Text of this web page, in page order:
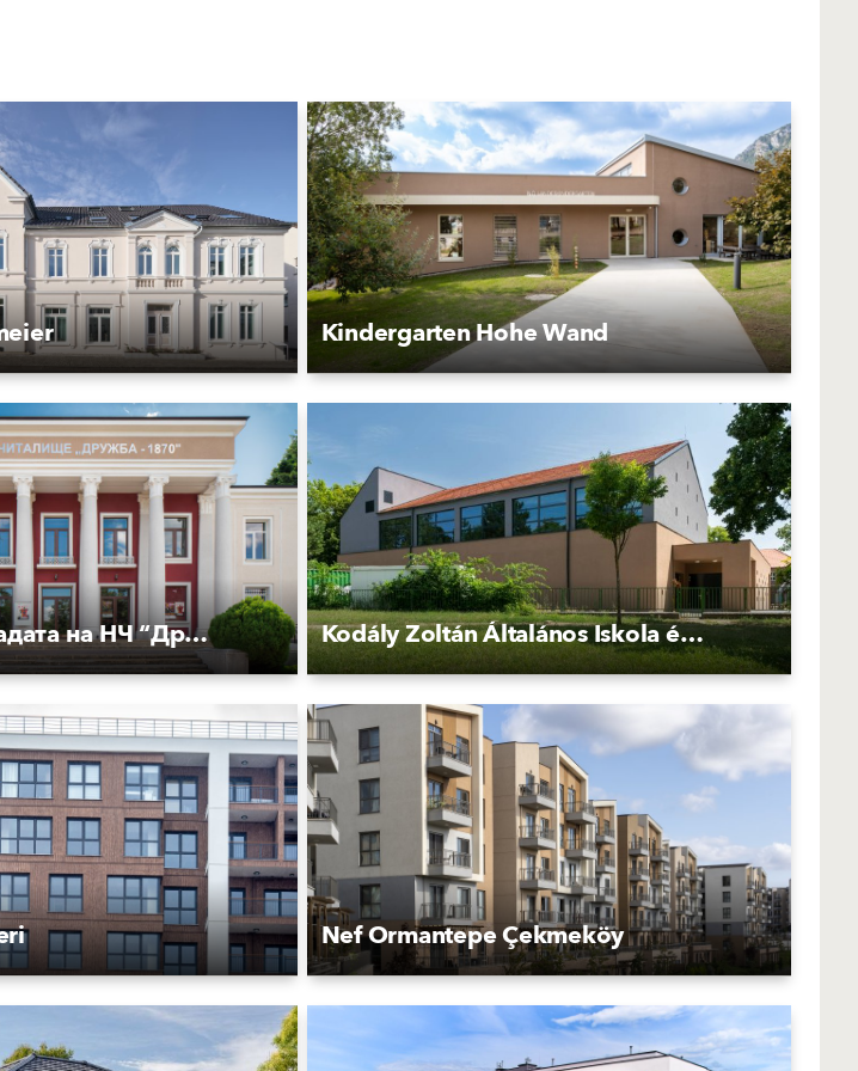
Kindergarten Hohe Wand
Ремонт на сградата на НЧ “Дружба-1870“ Kodály Zoltán Általános Iskola és AMI
Nef Ormantepe Çekmeköy